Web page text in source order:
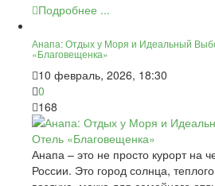
Подробнее ...
Анапа: Отдых у Моря и Идеальный
«Благовещенка»
10 февраль, 2026, 18:30
0
168
Анапа – это не просто курорт на
России. Это город солнца,